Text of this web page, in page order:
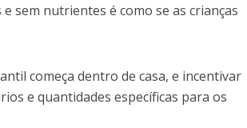
sem nutrientes é como se as crianças
começa dentro de casa, e incentivar
e quantidades específicas para os